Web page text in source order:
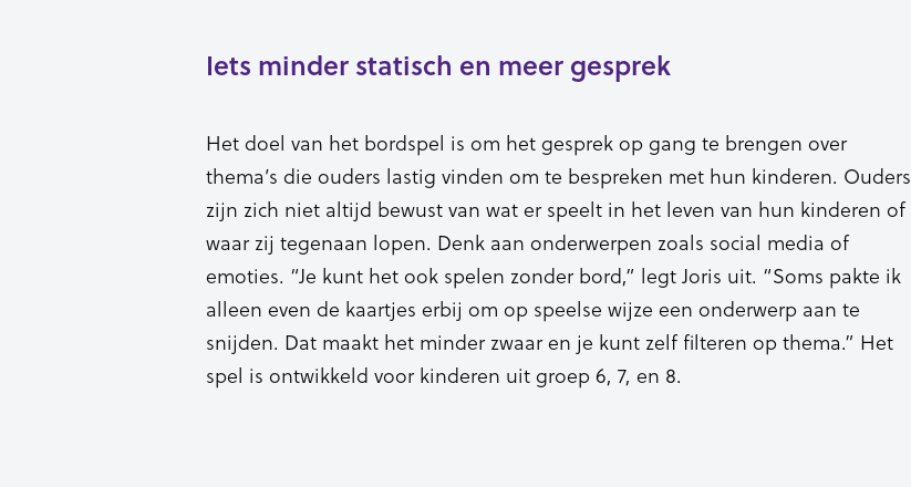
Iets minder statisch en meer gesprek
Het doel van het bordspel is om het gesprek op gang te brengen over
thema’s die ouders lastig vinden om te bespreken met hun kinderen. Ouders
zijn zich niet altijd bewust van wat er speelt in het leven van hun kinderen of
waar zij tegenaan lopen. Denk aan onderwerpen zoals social media of
emoties. “Je kunt het ook spelen zonder bord,” legt Joris uit. “Soms pakte ik
alleen even de kaartjes erbij om op speelse wijze een onderwerp aan te
snijden. Dat maakt het minder zwaar en je kunt zelf filteren op thema.” Het
spel is ontwikkeld voor kinderen uit groep 6, 7, en 8.